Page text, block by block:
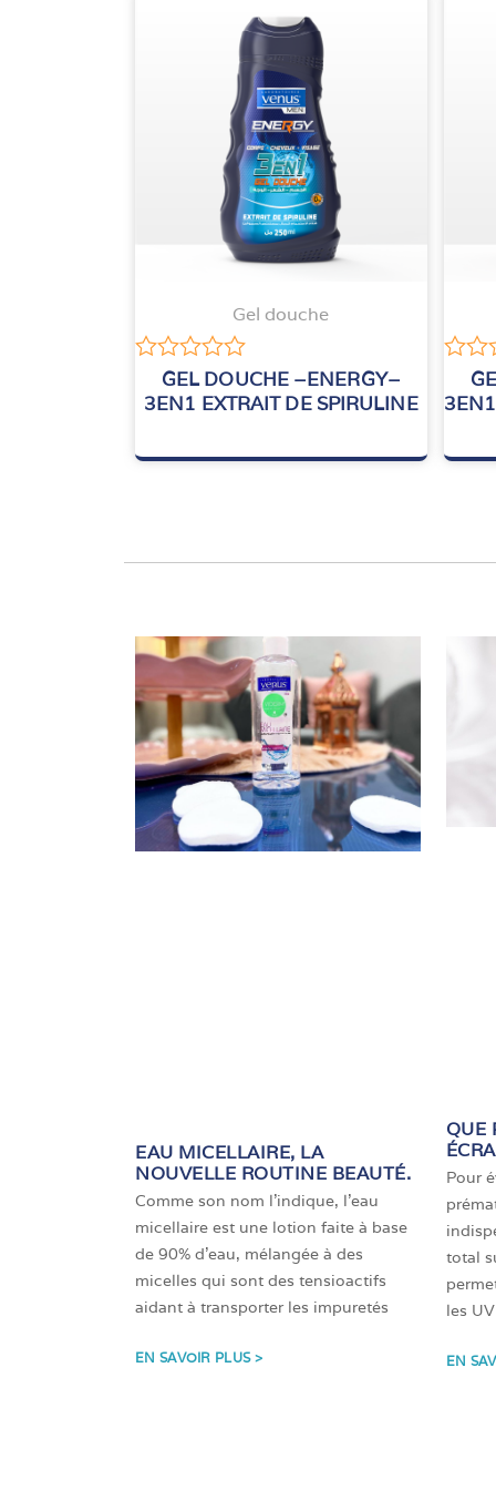
Gel douche
Note
0
GEL DOUCHE –ENERGY–
3EN1 EXTRAIT DE SPIRULINE
Note
0
EAU MICELLAIRE, LA
NOUVELLE ROUTINE BEAUTÉ.
Comme son nom l’indique, l’eau
micellaire est une lotion faite à base
de 90% d’eau, mélangée à des
micelles qui sont des tensioactifs
aidant à transporter les impuretés
EN SAVOIR PLUS >
QUE
Pour
total
les
EN